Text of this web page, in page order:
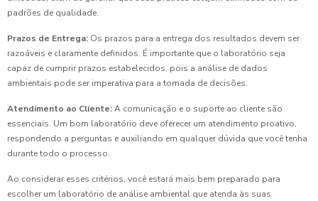
padrões de qualidade.
Prazos de Entrega: Os prazos para a entrega dos resultados devem ser
razoáveis e claramente definidos. É importante que o laboratório seja
capaz de cumprir prazos estabelecidos, pois a análise de dados
ambientais pode ser imperativa para a tomada de decisões.
Atendimento ao Cliente:A comunicação e o suporte ao cliente são
essenciais. Um bom laboratório deve oferecer um atendimento proativo,
respondendo a perguntas e auxiliando em qualquer dúvida que você tenha
durante todo o processo.
Ao considerar esses critérios, você estará mais bem preparado para
escolher um laboratório de análise ambiental que atenda às suas